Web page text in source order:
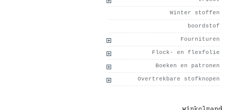
Winter stoffen
boordstof
Fournituren
Flock- en flexfolie
Boeken en patronen
Overtrekbare stofknopen